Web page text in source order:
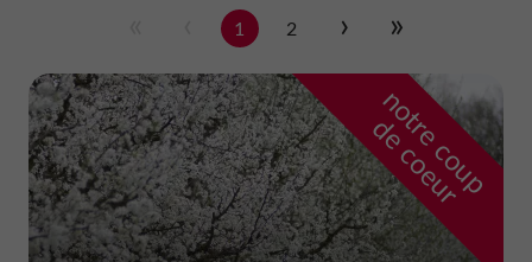
1 2
n
o
t
r
e
c
o
u
p
d
e
c
o
e
u
r